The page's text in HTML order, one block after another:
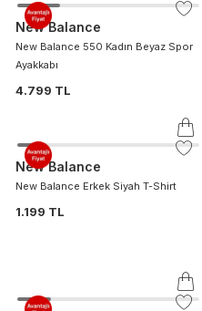
New Balance
New Balance 550 Kadın Beyaz Spor
Ayakkabı
4.799 TL
New Balance
New Balance Erkek Siyah T-Shirt
1.199 TL